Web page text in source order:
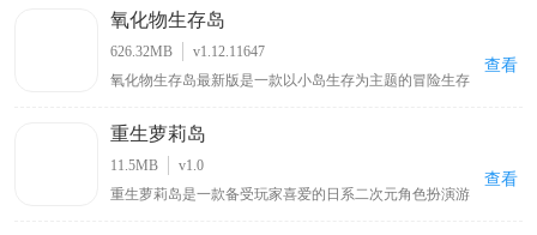
现有了很大的提升，场景立体效果也显得更加的突出，给
玩家带来很强的视觉冲击力，而小鸟角色得益于在3D画面
的加持下，显得更加生动可爱，相信能给玩家带来别样的
惊喜。
氧化物生存岛
626.32MB
v1.12.11647
氧化物生存岛最新版是一款以小岛生存为主题的冒险生存
表、服装列表信息，岛上有废弃城市，包含商场、加油站
等建筑物场景可供探索，但要留意棕熊等野兽带来的威胁
。
查看
重生萝莉岛
11.5MB
v1.0
重生萝莉岛是一款备受玩家喜爱的日系二次元角色扮演游
查看